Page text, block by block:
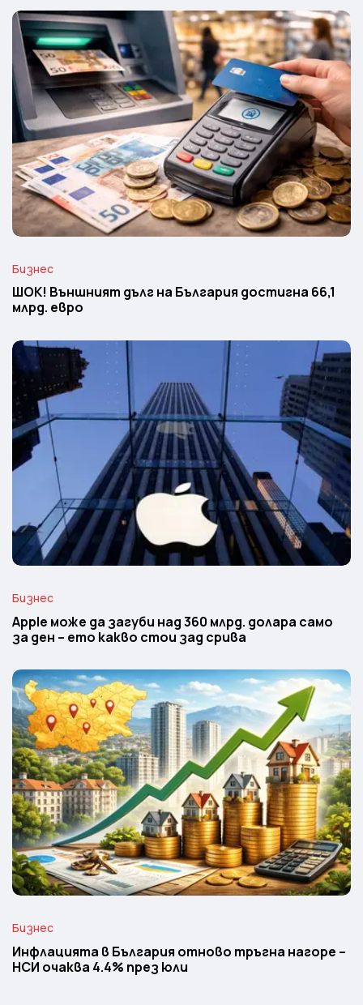
Бизнес
ШОК! Външният дълг на България достигна 66,1
млрд. евро
Бизнес
Apple може да загуби над 360 млрд. долара само
за ден – ето какво стои зад срива
Бизнес
Инфлацията в България отново тръгна нагоре –
НСИ очаква 4.4% през юли